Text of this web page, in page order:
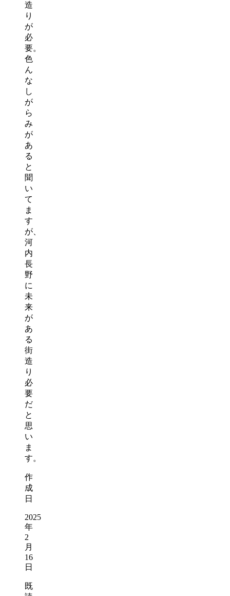
造
り
が
必
要。
色
ん
な
し
が
ら
み
が
あ
る
と
聞
い
て
ま
す
が、
河
内
長
野
に
未
来
が
あ
る
街
造
り
必
要
だ
と
思
い
ま
す。
作
成
日
2025
年
2
月
16
日
既